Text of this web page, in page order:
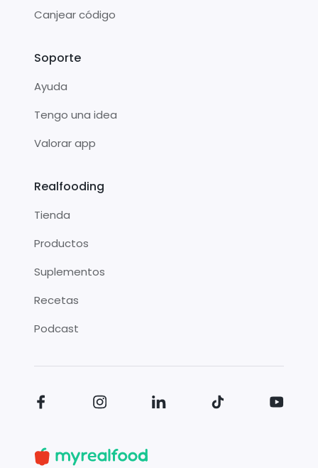
Canjear código
Soporte
Ayuda
Tengo una idea
Valorar app
Realfooding
Tienda
Productos
Suplementos
Recetas
Podcast